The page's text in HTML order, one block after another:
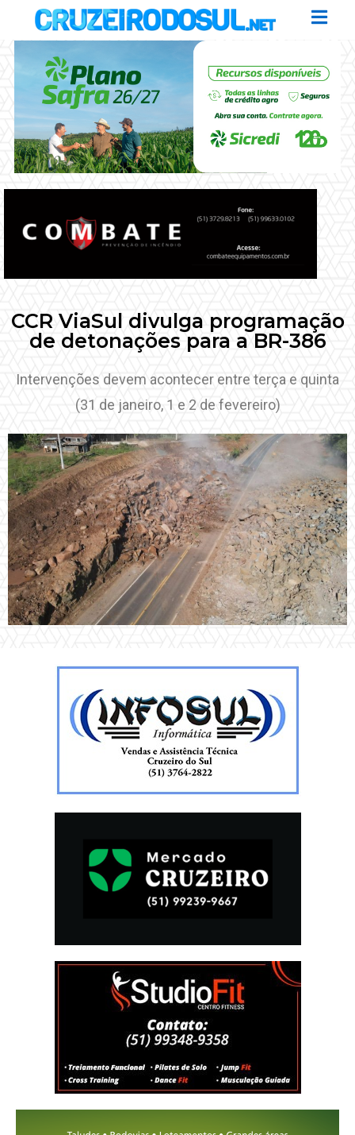
CCR ViaSul divulga programação
de detonações para a BR-386
Intervenções devem acontecer entre terça e quinta
(31 de janeiro, 1 e 2 de fevereiro)